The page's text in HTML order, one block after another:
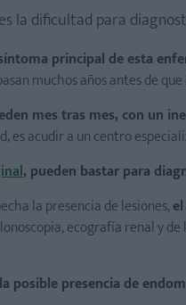
la dificultad para
principal de esta
muchos años antes de
mes tras mes, con un
es acudir a un centro
, pueden bastar para
la presencia de lesiones,
ecografía renal y de
posible presencia de